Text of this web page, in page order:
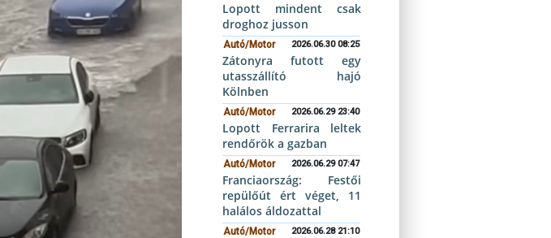
Lopott mindent csak
droghoz jusson
Autó/Motor 2026.06.30 08:25
Zátonyra futott egy
utasszállító hajó
Kölnben
Autó/Motor 2026.06.29 23:40
Lopott Ferrarira leltek
rendőrök a gazban
Autó/Motor 2026.06.29 07:47
Franciaország: Festői
repülőút ért véget, 11
halálos áldozattal
Autó/Motor 2026.06.28 21:10